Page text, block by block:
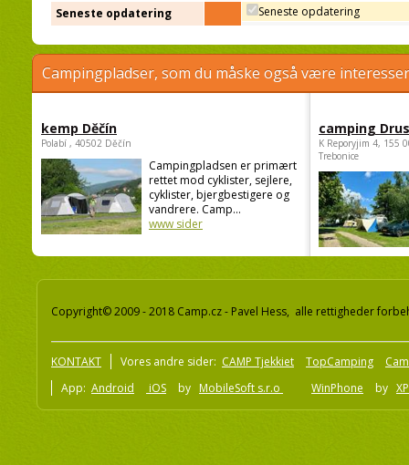
Seneste opdatering
Seneste opdatering
Campingpladser, som du måske også være
kemp Děčín
Polabí , 40502 Děčín
Campingpladsen er primært
rettet mod cyklister, sejlere,
cyklister, bjergbestigere og
vandrere. Camp...
www sider
camping
K Reporyjim 4, 155
Trebonice
Copyright© 2009 - 2018 Camp.cz - Pavel Hess, alle rettigheder
KONTAKT Vores andre sider: CAMP Tjekkiet TopCamping
App: Android iOS by MobileSoft s.r.o WinPhone by